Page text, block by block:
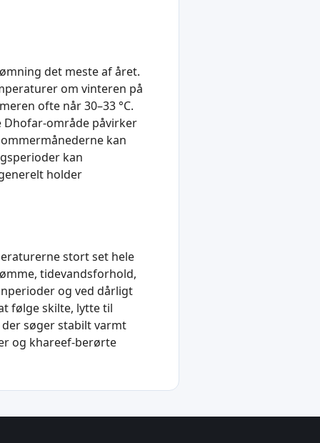
det meste af året.
om vinteren på
ofte når 30–33 °C.
Dhofar-område påvirker
kan
kan
holder
stort set hele
tidevandsforhold,
og ved dårligt
følge skilte, lytte til
søger stabilt varmt
og khareef-berørte